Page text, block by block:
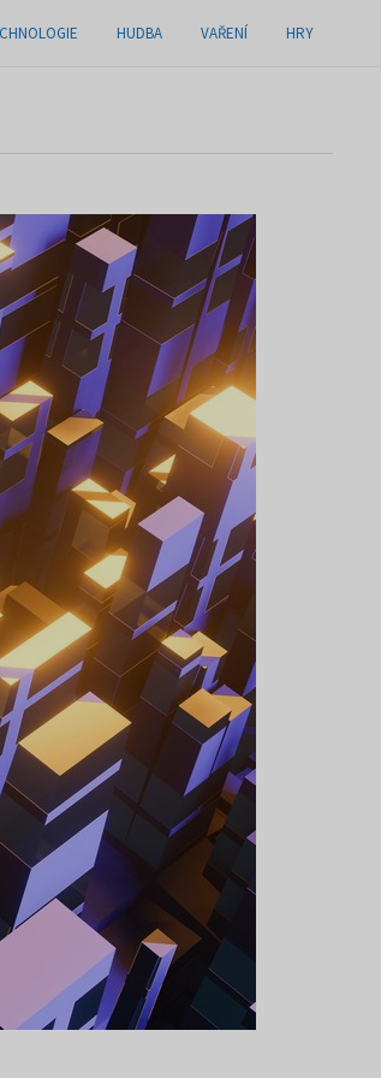
HUDBA VAŘENÍ HRY